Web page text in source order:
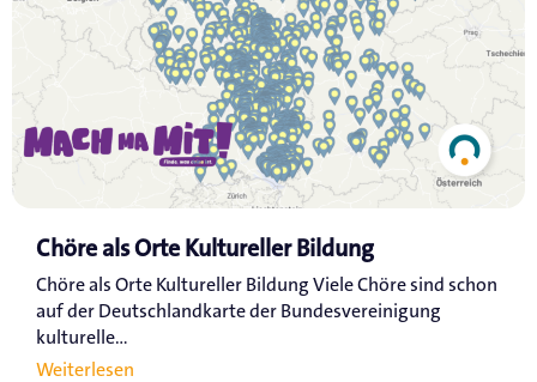
Chöre als Orte Kultureller Bildung
Chöre als Orte Kultureller Bildung Viele Chöre sind schon
auf der Deutschlandkarte der Bundesvereinigung
kulturelle...
Weiterlesen